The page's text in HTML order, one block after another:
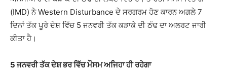
(IMD) ਨੇ Western Disturbance ਦੇ ਸਰਗਰਮ ਹੋਣ ਕਾਰਨ ਅਗਲੇ 7
ਦਿਨਾਂ ਤੱਕ ਪੂਰੇ ਦੇਸ਼ ਵਿੱਚ 5 ਜਨਵਰੀ ਤੱਕ ਕੜਾਕੇ ਦੀ ਠੰਢ ਦਾ ਅਲਰਟ ਜਾਰੀ
ਕੀਤਾ ਹੈ।
5 ਜਨਵਰੀ ਤੱਕ ਦੇਸ਼ ਭਰ ਵਿੱਚ ਮੌਸਮ ਅਜਿਹਾ ਹੀ ਰਹੇਗਾ